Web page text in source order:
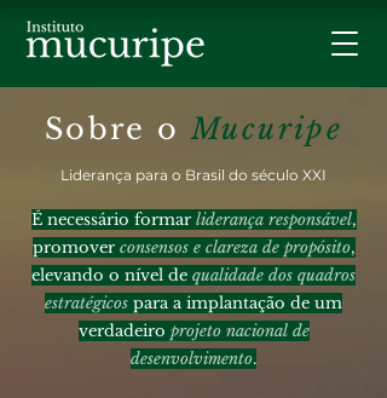
Sobre oMucuripe
Liderança para o Brasil do século XXI
​É necessário formar liderança responsável,
promover consensos e clareza de propósito,
elevando o nível de qualidade dos quadros
estratégicos para a implantação de um
verdadeiro projeto nacional de
desenvolvimento.